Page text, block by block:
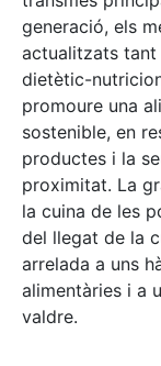
generació, els
actualitzats tant
dietètic-
promoure una
sostenible, en
productes i la
proximitat. La
la cuina de les
del llegat de la
arrelada a uns
alimentàries i a
valdre.